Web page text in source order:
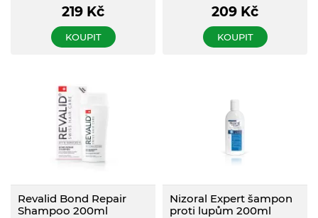
219 Kč
KOUPIT
209 Kč
KOUPIT
Revalid Bond Repair
Shampoo 200ml
Nizoral Expert šampon
proti lupům 200ml